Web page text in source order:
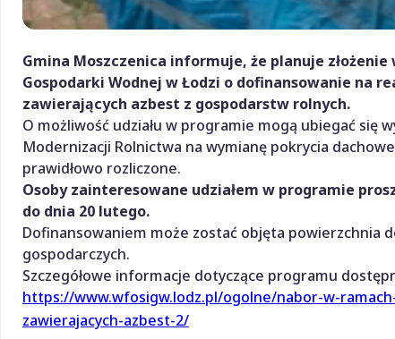
Gmina Moszczenica informuje, że planuje
Gospodarki Wodnej w Łodzi o dofinansowanie na
zawierających azbest z gospodarstw rolnych.
O możliwość udziału w programie mogą ubiegać się
Modernizacji Rolnictwa na wymianę pokrycia
prawidłowo rozliczone.
Osoby zainteresowane udziałem w programie
do dnia 20 lutego.
Dofinansowaniem może zostać objęta powierzchnia
gospodarczych.
Szczegółowe informacje dotyczące programu
https://www.wfosigw.lodz.pl/ogolne/nabor-w-
zawierajacych-azbest-2/